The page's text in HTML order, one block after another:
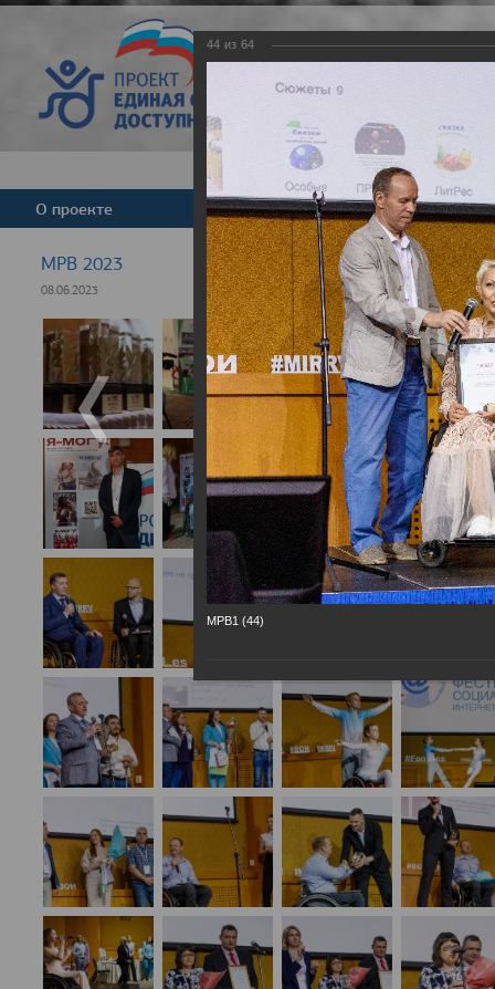
Версия для
О проекте Команда Новости
МРВ 2023
08.06.2023
44 из 64
МРВ1 (44)